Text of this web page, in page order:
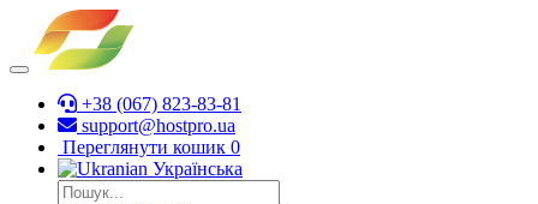
+38 (067) 823-83-81
support@hostpro.ua
Переглянути кошик 0
Українська